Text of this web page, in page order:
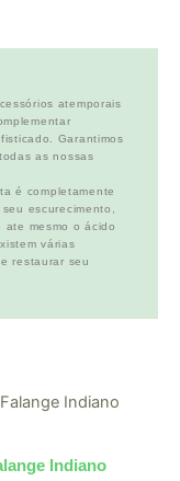
atemporais
Garantimos
as nossas
é completamente
escurecimento,
mesmo o ácido
várias
restaurar seu
Indiano